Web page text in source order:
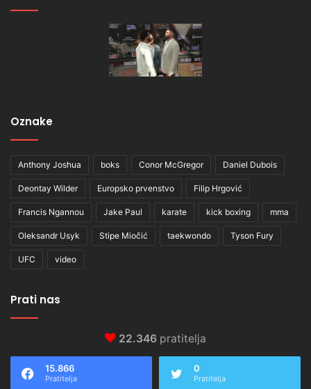
Oznake
Anthony Joshua boks Conor McGregor Daniel Dubois
Deontay Wilder Europsko prvenstvo Filip Hrgović
Francis Ngannou Jake Paul karate kick boxing mma
Oleksandr Usyk Stipe Miočić taekwondo Tyson Fury
UFC video
Prati nas
22.346 pratitelja
15.866
Pratitelja
0
Pratitelja